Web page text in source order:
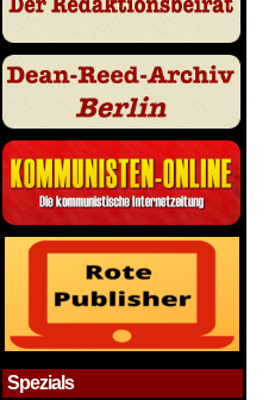
Spezials